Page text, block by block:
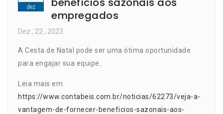
dez
empregados
Dez , 22 , 2023
A Cesta de Natal pode ser uma ótima oportunidade
para engajar sua equipe.
Leia mais em
https://www.contabeis.com.br/noticias/62273/veja-a-
vantagem-de-fornecer-beneficios-sazonais-aos-